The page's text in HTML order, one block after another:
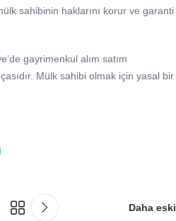
sahibinin haklarını korur ve garanti
gayrimenkul alım satım
Mülk sahibi olmak için yasal bir
Daha eski